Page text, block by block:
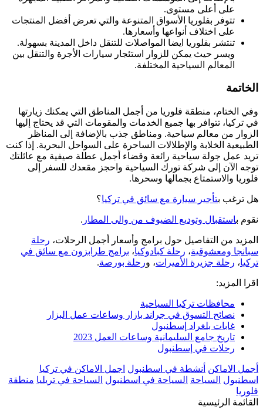
على أعلى مستوى.
تتوفر بفلوريا الأسواق المتنوعة والتي تعرض أفضل المنتجات
على اختلاف أنواعها وأسعارها.
تنتشر بفلوريا ايضا المواصلات للتنقل داخل المدينة بسهولة.
ويسر حيث يمكن للزوار استئجار سيارات الأجرة والتنقل بين
المعالم السياحية المختلفة.
الخاتمة
وفي الختام، منطقة فلوريا من أجمل المناطق التي يمكنك زيارتها
في تركيا، تتوافر بها جميع الخدمات والمقومات التي قد يحتاج إليها
الزوار من معالم سياحية. ومناطق جذب بالإضافة إلى المناظر
الطبيعية الخلابة والإطلالات الساحرة على السواحل البحرية. إذا كنت
تريد عمل جولة سياحية رائعة وقضاء أجمل عطلة صيفية مع عائلتك
توجه الآن إلى شركة تورك السياحية واحجز مقعدك للسفر إلى
فلوريا والاستمتاع بجمالها وسحرها.
هل ترغب بتأجير سيارة مع سائق في تركيا؟
نقوم باستقبال وتوديع الضيوف من والى المطار .
المزيد من التفاصيل حول برامج وأسعار أجمل الرحلات، رحلة
سبانجا ومعشوقية، رحلة كبادوكيا، برامج طرابزون مع سائق في
تركيا، رحلة جزيرة الأميرات، ورحلة بورصة.
اقرا المزيد:
محافظات تركيا السياحية
نصائح التسوق في جراند بازار وساعات عمل البزار
غابات بلغراد إسطنبول
تاريخ جامع السليمانية وساعات العمل 2023
رحلات في إسطنبول
أجمل الاماكن أنشطة في اسطنبول اجمل الاماكن في تركيا
اسطنبول السياحة السياحة في اسطنبول السياحة في تريليا منطقة
فلوريا
القائمة الرئيسية